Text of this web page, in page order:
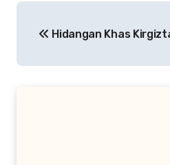
pos Hidangan Khas